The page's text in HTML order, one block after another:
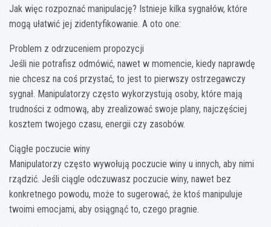
Jak więc rozpoznać manipulację? Istnieje kilka sygnałów, które
mogą ułatwić jej zidentyfikowanie. A oto one:
Problem z odrzuceniem propozycji
Jeśli nie potrafisz odmówić, nawet w momencie, kiedy naprawdę
nie chcesz na coś przystać, to jest to pierwszy ostrzegawczy
sygnał. Manipulatorzy często wykorzystują osoby, które mają
trudności z odmową, aby zrealizować swoje plany, najczęściej
kosztem twojego czasu, energii czy zasobów.
Ciągłe poczucie winy
Manipulatorzy często wywołują poczucie winy u innych, aby nimi
rządzić. Jeśli ciągle odczuwasz poczucie winy, nawet bez
konkretnego powodu, może to sugerować, że ktoś manipuluje
twoimi emocjami, aby osiągnąć to, czego pragnie.